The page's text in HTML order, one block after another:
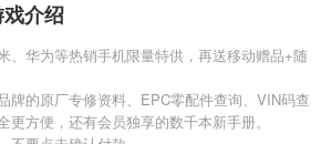
介绍
、华为等热销手机限量特供，再送移动赠品+随
牌的原厂专修资料、EPC零配件查询、VIN码查
更方便，还有会员独享的数千本新手册。